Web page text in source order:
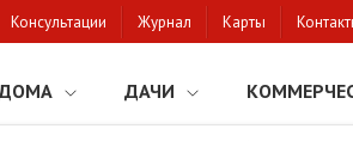
Консультации Журнал Карты
ДАЧИ